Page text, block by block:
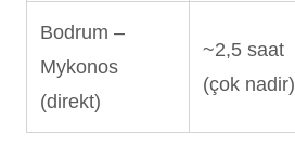
Bodrum –
Mykonos
(direkt)
~2,5 saat
(çok nadir)